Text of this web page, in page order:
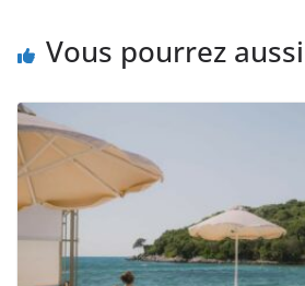
Vous pourrez